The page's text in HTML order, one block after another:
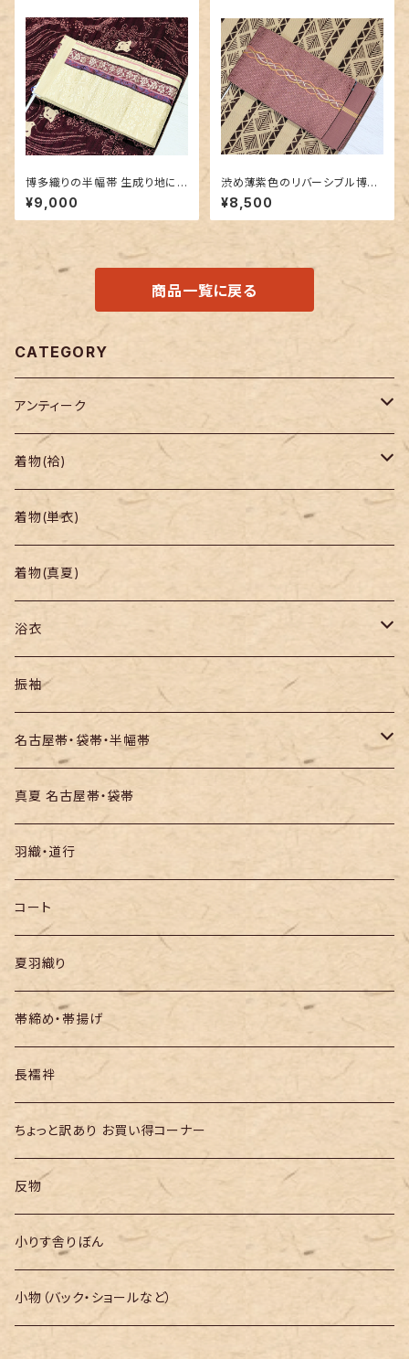
博多織りの半幅帯 生成り地に
豪華な地紋＆赤紫色
¥9,000
渋め薄紫色のリバーシブル博多
織り半幅帯
¥8,500
商品一覧に戻る
CATEGORY
アンティーク
着物
帯
羽織り・道行
着物(袷)
小紋
色無地・江戸小紋
紬
訪問着・付下
お召し
着物(単衣)
着物(真夏)
浴衣
セオα・ポリ
木綿・綿麻
絞りの浴衣
振袖
名古屋帯・袋帯・半幅帯
名古屋帯
袋帯
半幅帯
真夏 名古屋帯・袋帯
羽織・道行
コート
夏羽織り
帯締め・帯揚げ
長襦袢
ちょっと訳あり お買い得コーナー
反物
小りす舎りぼん
小物（バック・ショールなど）